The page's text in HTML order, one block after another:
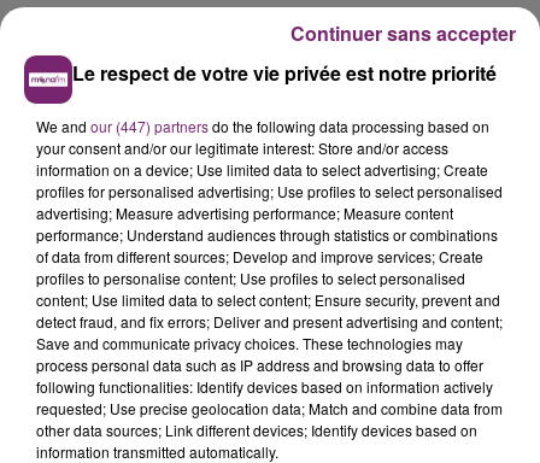
Le respect de votre vie privée est notre priorité
We and our (447) partnersdo the following data processing based on
your consent and/or our legitimate interest: Store and/or access
information on a device; Use limited data to select advertising; Create
profiles for personalised advertising; Use profiles to select personalised
advertising; Measure advertising performance; Measure content
performance; Understand audiences through statistics or combinations
of data from different sources; Develop and improve services; Create
profiles to personalise content; Use profiles to select personalised
content; Use limited data to select content; Ensure security, prevent and
detect fraud, and fix errors; Deliver and present advertising and content;
Save and communicate privacy choices. These technologies may
process personal data such as IP address and browsing data to offer
following functionalities: Identify devices based on information actively
requested; Use precise geolocation data; Match and combine data from
other data sources; Link different devices; Identify devices based on
information transmitted automatically.
Continuer sans accepter